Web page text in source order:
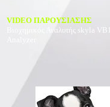
VIDEO ΠΑΡΟΥΣΙΑΣΗΣ
Βιοχημικός Αναλυτής skyla